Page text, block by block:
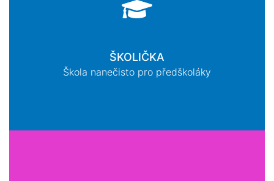
ŠKOLIČKA
Škola nanečisto pro předškoláky